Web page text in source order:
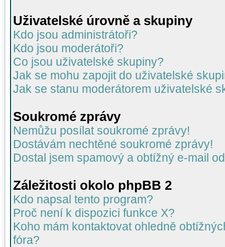
Uživatelské úrovně a skupiny
Kdo jsou administrátoři?
Kdo jsou moderátoři?
Co jsou uživatelské skupiny?
Jak se mohu zapojit do uživatelské
Jak se stanu moderátorem uživatelské
Soukromé zprávy
Nemůžu posílat soukromé zprávy!
Dostávám nechtěné soukromé zprávy!
Dostal jsem spamový a obtížný e-mail
Záležitosti okolo phpBB 2
Kdo napsal tento program?
Proč není k dispozici funkce X?
Koho mám kontaktovat ohledně
fóra?